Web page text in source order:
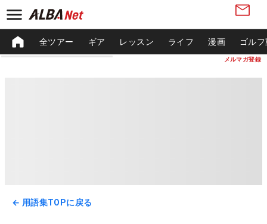
メルマガ登録
全ツアー ギア レッスン ライフ 漫画 ゴル
← 用語集TOPに戻る